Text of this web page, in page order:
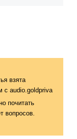
взята
с audio.goldpriva
почитать
вопросов.